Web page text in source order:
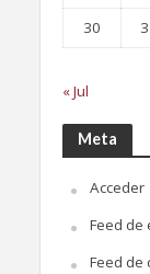
30
« Jul
Meta
Acceder
Feed de
Feed de